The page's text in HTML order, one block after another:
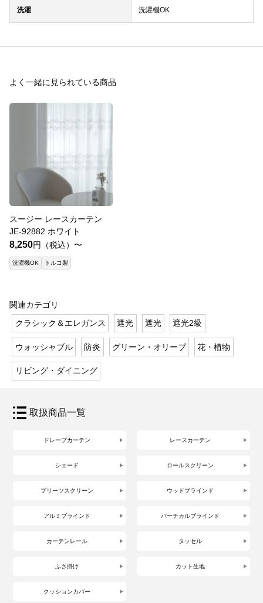
洗濯 洗濯機OK
よく一緒に見られている商品
スージー レースカーテン
JE-92882 ホワイト
8,250円（税込）〜
洗濯機OK トルコ製
関連カテゴリ
クラシック＆エレガンス
遮光 遮光 遮光2級
ウォッシャブル 防炎 グリーン・オリーブ 花・植物
リビング・ダイニング
取扱商品一覧
ドレープカーテン レースカーテン
シェード ロールスクリーン
プリーツスクリーン ウッドブラインド
アルミブラインド バーチカルブラインド
カーテンレール タッセル
ふさ掛け カット生地
クッションカバー